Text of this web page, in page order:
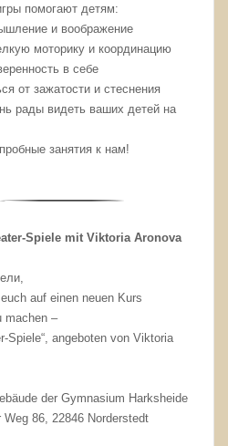
помогают детям:
и воображение
моторику и координацию
в себе
от зажатости и стеснения
рады видеть ваших детей на
занятия к нам!
Spiele mit Viktoria Aronova
auf einen neuen Kurs
machen –
Spiele“, angeboten von Viktoria
der Gymnasium Harksheide
Weg 86, 22846 Norderstedt